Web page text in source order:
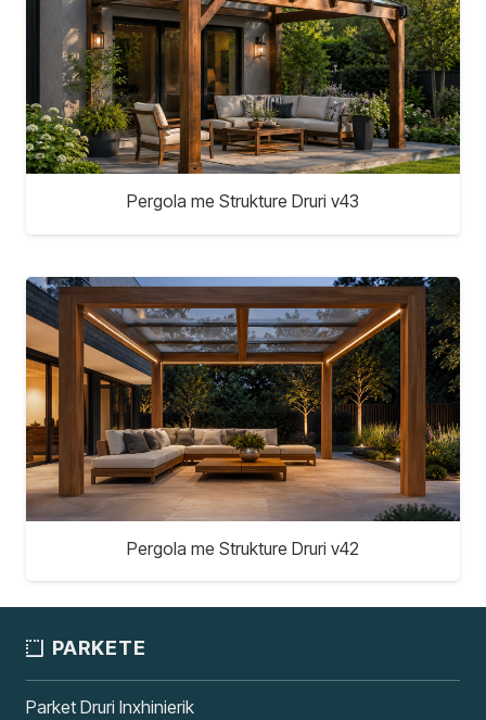
Pergola me Strukture Druri v43
Pergola me Strukture Druri v42
PARKETE
Parket Druri Inxhinierik